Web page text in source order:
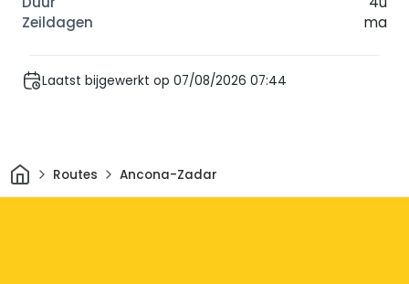
ma
Laatst bijgewerkt op 07/08/2026 07:44
ThuisRoutes Ancona-Zadar